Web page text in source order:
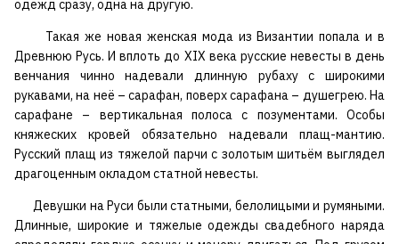
одежд сразу, одна на другую.
Такая же новая женская мода из Византии попала и в
Древнюю Русь. И вплоть до XIX века русские невесты в день
венчания чинно надевали длинную рубаху с широкими
рукавами, на неё – сарафан, поверх сарафана – душегрею. На
сарафане – вертикальная полоса с позументами. Особы
княжеских кровей обязательно надевали плащ-мантию.
Русский плащ из тяжелой парчи с золотым шитьём выглядел
драгоценным окладом статной невесты.
Девушки на Руси были статными, белолицыми и румяными.
Длинные, широкие и тяжелые одежды свадебного наряда